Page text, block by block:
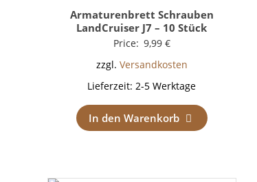
Armaturenbrett Schrauben
LandCruiser J7 – 10 Stück
Price: 9,99 €
zzgl. Versandkosten
Lieferzeit:2-5 Werktage
In den Warenkorb